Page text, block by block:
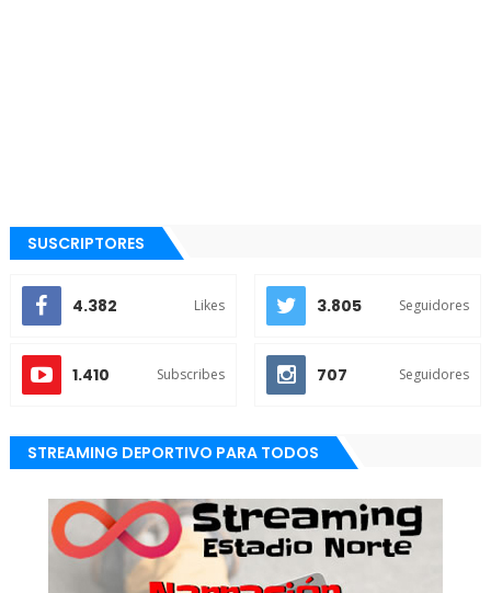
SUSCRIPTORES
4.382 Likes 3.805 Seguidores
1.410 Subscribes 707 Seguidores
STREAMING DEPORTIVO PARA TODOS